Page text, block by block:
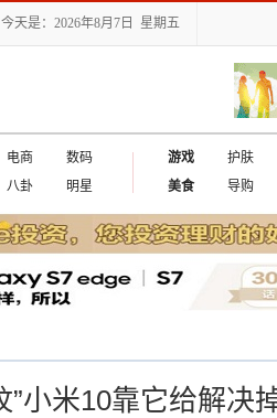
今天是：2026年8月7日 星期五
电商
数码
八卦 明星
游戏 护肤
美食
导购
小米10靠它给解决